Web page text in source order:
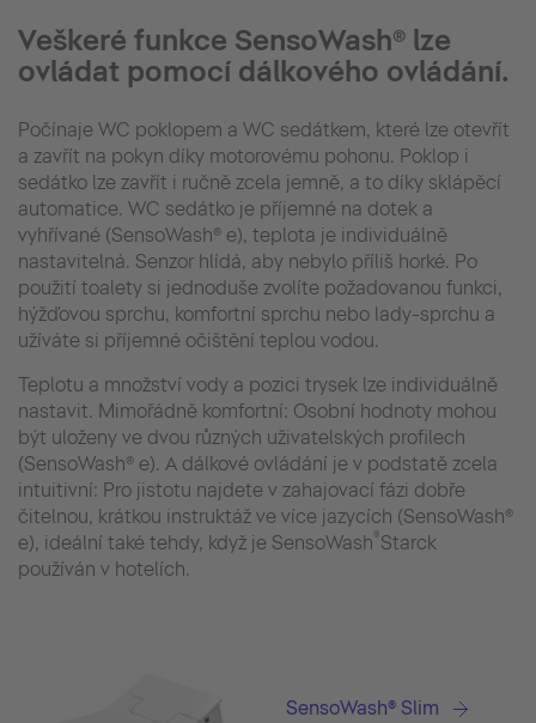
Veškeré funkce SensoWash® lze
ovládat pomocí dálkového ovládání.
Počínaje WC poklopem a WC sedátkem, které lze otevřít
a zavřít na pokyn díky motorovému pohonu. Poklop i
sedátko lze zavřít i ručně zcela jemně, a to díky sklápěcí
automatice. WC sedátko je příjemné na dotek a
vyhřívané (SensoWash® e), teplota je individuálně
nastavitelná. Senzor hlídá, aby nebylo příliš horké. Po
použití toalety si jednoduše zvolíte požadovanou funkci,
hýžďovou sprchu, komfortní sprchu nebo lady-sprchu a
užíváte si příjemné očištění teplou vodou.
Teplotu a množství vody a pozici trysek lze individuálně
nastavit. Mimořádně komfortní: Osobní hodnoty mohou
být uloženy ve dvou různých uživatelských profilech
(SensoWash® e). A dálkové ovládání je v podstatě zcela
intuitivní: Pro jistotu najdete v zahajovací fázi dobře
čitelnou, krátkou instruktáž ve více jazycích (SensoWash®
e), ideální také tehdy, když je SensoWash®Starck
používán v hotelích.
SensoWash® Slim